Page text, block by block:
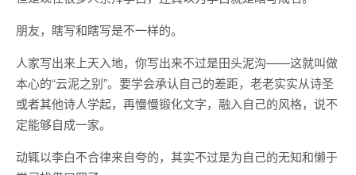
朋友，瞎写和瞎写是不一样的。
人家写出来上天入地，你写出来不过是田头泥沟——这就叫做
本心的“云泥之别”。要学会承认自己的差距，老老实实从诗圣
或者其他诗人学起，再慢慢锻化文字，融入自己的风格，说不
定能够自成一家。
动辄以李白不合律来自夸的，其实不过是为自己的无知和懒于